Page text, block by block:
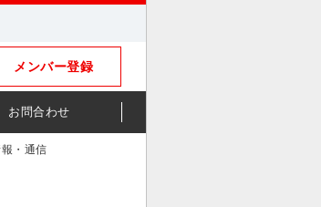
メンバー登録
お問合わせ
・通信